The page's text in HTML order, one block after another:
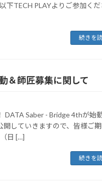
下TECH PLAYよりご参加くだ
続きを
＆師匠募集に関して
Saber - Bridge 4thが始
していきますので、皆様ご期
日 […]
続きを